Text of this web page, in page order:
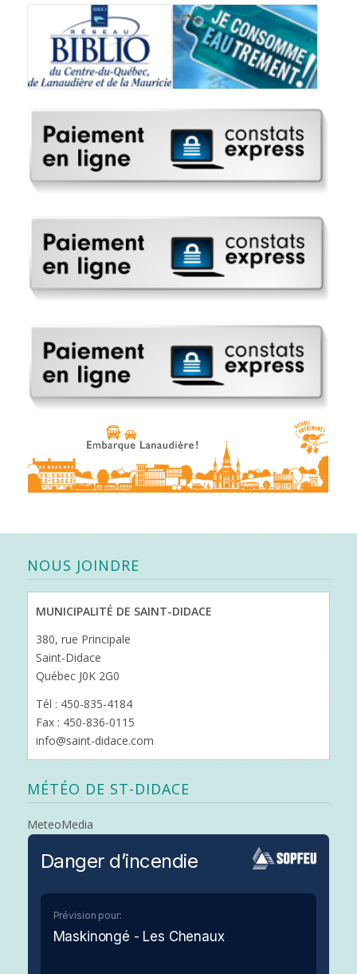
NOUS JOINDRE
MUNICIPALITÉ DE SAINT-DIDACE
380, rue Principale
Saint-Didace
Québec J0K 2G0
Tél : 450-835-4184
Fax : 450-836-0115
info@saint-didace.com
MÉTÉO DE ST-DIDACE
MeteoMedia
Danger d’incendie
Prévision pour:
Maskinongé - Les Chenaux